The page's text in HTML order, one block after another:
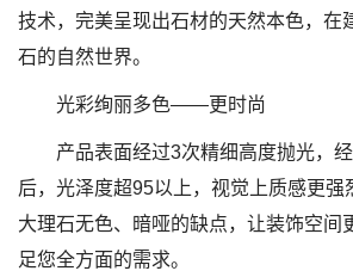
技术，完美呈现出石材的天然本色，在
石的自然世界。
光彩绚丽多色——更时尚
产品表面经过3次精细高度抛光，
后，光泽度超95以上，视觉上质感更强
大理石无色、暗哑的缺点，让装饰空间
足您全方面的需求。